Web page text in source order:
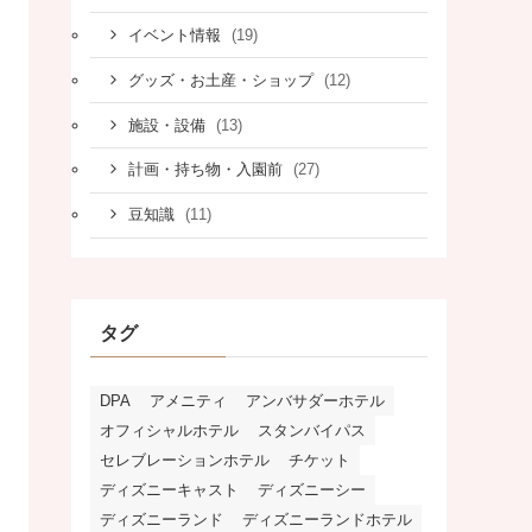
イベント情報 (19)
グッズ・お土産・ショップ (12)
施設・設備 (13)
計画・持ち物・入園前 (27)
豆知識 (11)
タグ
DPA アメニティ
アンバサダーホテル
オフィシャルホテル
スタンバイパス
セレブレーションホテル
チケット
ディズニーキャスト
ディズニーシー
ディズニーランド
ディズニーランドホテル